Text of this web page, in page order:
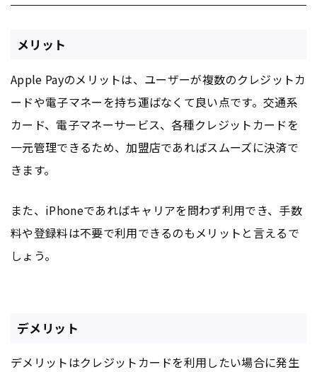
メリット
Apple Payのメリットは、ユーザーが複数のクレジットカ
ードや電子マネーを持ち運ばなくて良い点です。交通系
カード、電子マネーサービス、各種クレジットカードを
一元管理できるため、加盟店であればスムーズに決済で
きます。
また、iPhoneであればキャリアを問わず利用でき、手数
料や登録料は不要で利用できるのもメリットと言えるで
しょう。
デメリット
デメリットはクレジットカードを利用したい場合に発生